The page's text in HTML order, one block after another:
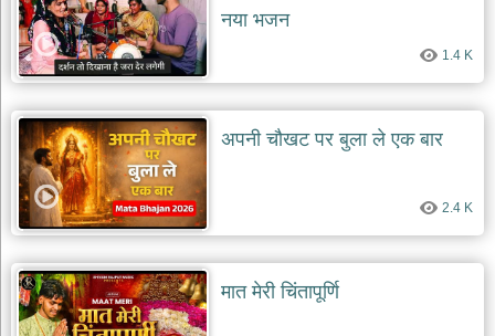
नया भजन
1.4 K
अपनी चौखट पर बुला ले एक बार
2.4 K
मात मेरी चिंतापूर्णि